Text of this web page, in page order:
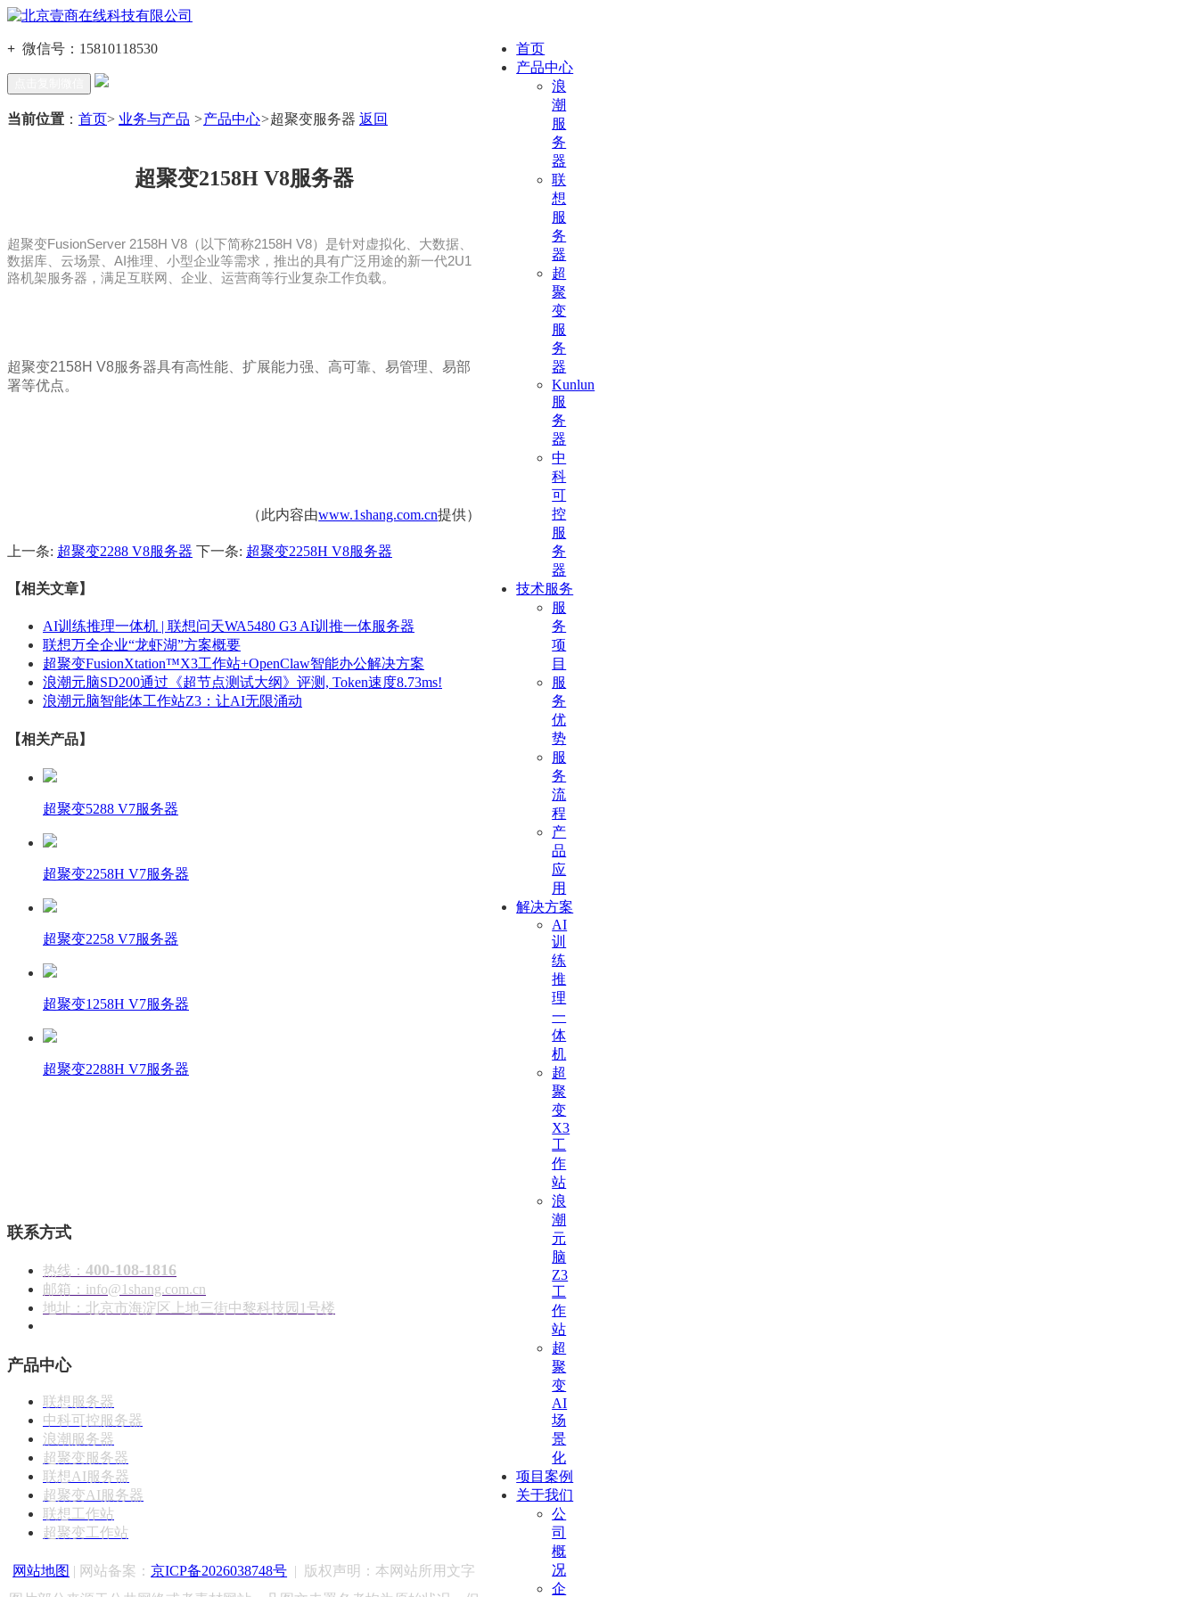
首页
产品中心
浪
潮
服
务
器
联
想
服
务
器
超
聚
变
服
务
器
Kunlun
服
务
器
中
科
可
控
服
务
器
技术服务
服
务
项
目
服
务
优
势
服
务
流
程
产
品
应
用
解决方案
AI
训
练
推
理
一
体
机
超
聚
变
X3
工
作
站
浪
潮
元
脑
Z3
工
作
站
超
聚
变
AI
场
景
化
项目案例
关于我们
公
司
概
况
企
+ 微信号： 15810118530
当前位置 ： 首页> 业务与产品 >产品中心>超聚变服务器 返回
超聚变2158H V8服务器
超聚变FusionServer 2158H V8（以下简称2158H V8）是针对虚拟化、大数据、
数据库、云场景、AI推理、小型企业等需求，推出的具有广泛用途的新一代2U1
路机架服务器，满足互联网、企业、运营商等行业复杂工作负载。
超聚变2158H V8服务器具有高性能、扩展能力强、高可靠、易管理、易部
署等优点。
（此内容由www.1shang.com.cn提供）
上一条: 超聚变2288 V8服务器 下一条: 超聚变2258H V8服务器
【相关文章】
AI训练推理一体机 | 联想问天WA5480 G3 AI训推一体服务器
联想万全企业“龙虾湖”方案概要
超聚变FusionXtation™X3工作站+OpenClaw智能办公解决方案
浪潮元脑SD200通过《超节点测试大纲》评测, Token速度8.73ms!
浪潮元脑智能体工作站Z3：让AI无限涌动
【相关产品】
超聚变5288 V7服务器
超聚变2258H V7服务器
超聚变2258 V7服务器
超聚变1258H V7服务器
超聚变2288H V7服务器
联系方式
热线： 400-108-1816
邮箱：info@1shang.com.cn
地址：北京市海淀区上地三街中黎科技园1号楼
产品中心
联想服务器
中科可控服务器
浪潮服务器
超聚变服务器
联想AI服务器
超聚变AI服务器
联想工作站
超聚变工作站
网站地图 | 网站备案：京ICP备2026038748号 | 版权声明： 本网站所用文字